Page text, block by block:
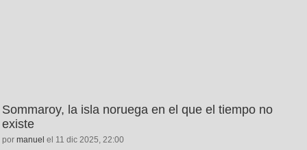
Sommaroy, la isla noruega en el que el tiempo no
existe
por manuel el 11 dic 2025, 22:00